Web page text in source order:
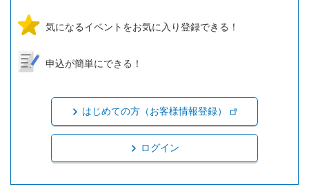
気になるイベントをお気に入り登録できる！
申込が簡単にできる！
はじめての方（お客様情報登録）
ログイン